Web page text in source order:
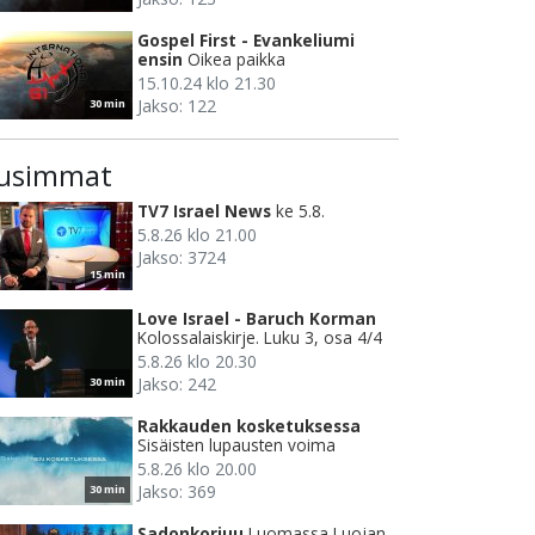
30 min
Gospel First - Evankeliumi
ensin Oikea paikka
15.10.24 klo 21.30
Jakso: 122
15 min
TV7 Israel News ke 5.8.
5.8.26 klo 21.00
Jakso: 3724
30 min
Love Israel - Baruch Korman
Kolossalaiskirje. Luku 3, osa 4/4
5.8.26 klo 20.30
Jakso: 242
30 min
Rakkauden kosketuksessa
Sisäisten lupausten voima
5.8.26 klo 20.00
Jakso: 369